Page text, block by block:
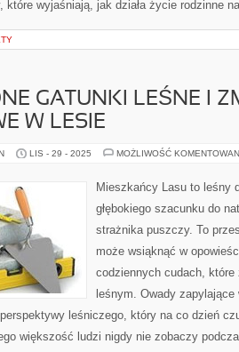
które wyjaśniają, jak działa życie rodzinne
GATUNKI LEŚNE I
W LESIE
LIS - 29 - 2025 MOŻLIWOŚĆ
Mieszkańcy Lasu to leśny
głębokiego szacunku do
strażnika puszczy. To
może wsiąknąć w
codziennych cudach,
leśnym. Owady
leśniczego, który na co dzień
większość ludzi nigdy nie zobaczy